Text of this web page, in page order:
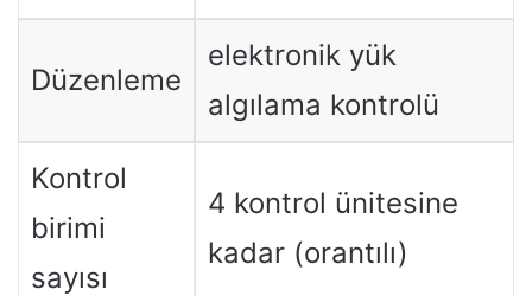
Düzenleme
elektronik yük
algılama kontrolü
Kontrol
birimi
sayısı
4 kontrol ünitesine
kadar (orantılı)